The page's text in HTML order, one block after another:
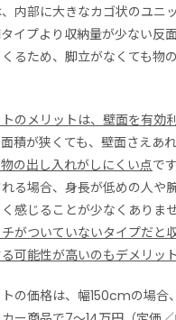
内部に大きなカゴ状のユニ
イプより収納量が少ない反
るため、脚立がなくても物
のメリットは、壁面を有効
積が狭くても、壁面さえあ
の出し入れがしにくい点で
る場合、身長が低めの人や
感じることが少なくありま
がついていないタイプだと
可能性が高いのもデメリット
の価格は、幅150cmの場合